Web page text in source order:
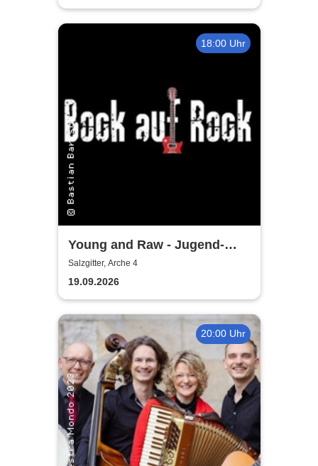
18:00 Uhr
Young and Raw - Jugend-
Konzert
Salzgitter, Arche 4
19.09.2026
20:00 Uhr